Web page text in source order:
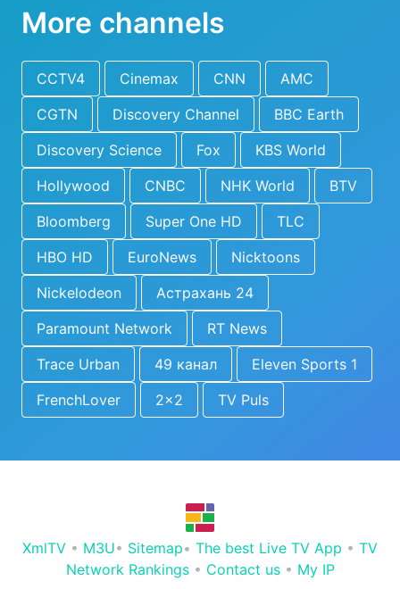
More channels
CCTV4 Cinemax CNN
AMC
CGTN
Discovery Channel
BBC Earth
Discovery Science
Fox
KBS World
Hollywood
CNBC NHK World
BTV
Bloomberg
Super One HD
TLC
HBO HD
EuroNews
Nicktoons
Nickelodeon
Астрахань 24
Paramount Network
RT News
Trace Urban
49 канал
Eleven Sports 1
FrenchLover
2x2 TV Puls
XmlTV • M3U• Sitemap• The best Live TV App • TV
Network Rankings• Contact us• My IP